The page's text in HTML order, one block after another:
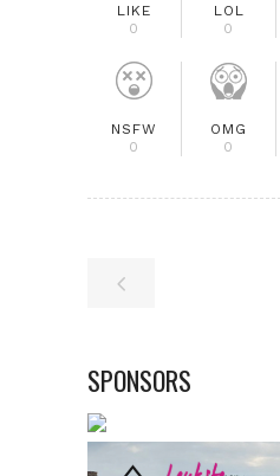
LIKE
0
LOL
0
NSFW
0
OMG
0
SPONSORS